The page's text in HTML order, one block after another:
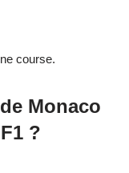
course.
Monaco
?